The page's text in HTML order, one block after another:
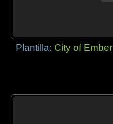
Plantilla: City of Ember